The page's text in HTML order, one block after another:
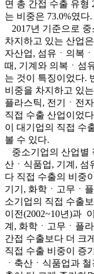
면 총 간접 수출 유형
는 비중은 73.0%였다.
2017년 기준으로
차지하고 있는 산업
자산업, 섬유ㆍ의복
때, 기계와 의복ㆍ섬
는 것이 특징이었다.
비중을 차지하고 있
플라스틱, 전기ㆍ전
직접 수출 산업이었
이 대기업의 직접 수
볼 수 있다.
중소기업의 산업별
산ㆍ식품업, 기계, 섬
다 직접 수출의 비중
기기, 화학ㆍ고무ㆍ
소기업의 직접 수출
이전(2002~10년)과
계, 화학ㆍ고무ㆍ플
간접 수출보다 더 크
직접 수출 비중이 증
ㆍ축산ㆍ식품업과